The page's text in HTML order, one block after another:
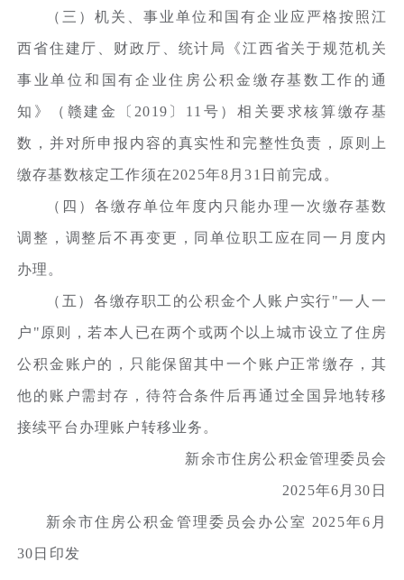
（三）机关、事业单位和国有企业应严格按照江
西省住建厅、财政厅、统计局《江西省关于规范机关
事业单位和国有企业住房公积金缴存基数工作的通
知》（赣建金〔2019〕11号）相关要求核算缴存基
数，并对所申报内容的真实性和完整性负责，原则上
缴存基数核定工作须在2025年8月31日前完成。
（四）各缴存单位年度内只能办理一次缴存基数
调整，调整后不再变更，同单位职工应在同一月度内
办理。
（五）各缴存职工的公积金个人账户实行"一人一
户"原则，若本人已在两个或两个以上城市设立了住房
公积金账户的，只能保留其中一个账户正常缴存，其
他的账户需封存，待符合条件后再通过全国异地转移
接续平台办理账户转移业务。
新余市住房公积金管理委员会
2025年6月30日
新余市住房公积金管理委员会办公室 2025年6月
30日印发